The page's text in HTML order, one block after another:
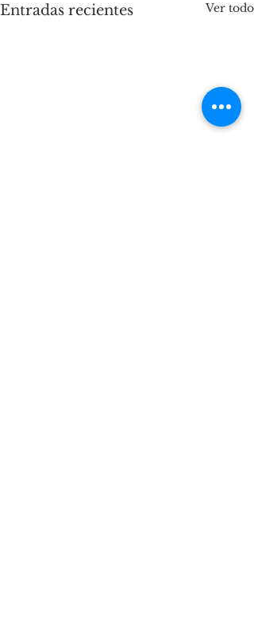
Entradas recientes Ver todo